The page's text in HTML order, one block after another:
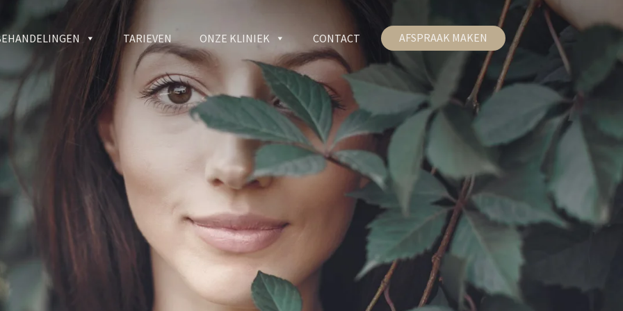
TARIEVEN ONZE KLINIEK CONTACT AFSPRAAK MAKEN